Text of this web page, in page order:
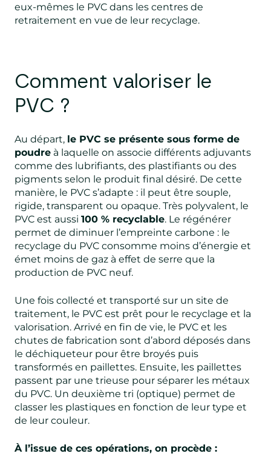
eux-mêmes le PVC dans les centres de
retraitement en vue de leur recyclage.
Comment valoriser le
PVC ?
Au départ, le PVC se présente sous forme de
poudre à laquelle on associe différents adjuvants
comme des lubrifiants, des plastifiants ou des
pigments selon le produit final désiré. De cette
manière, le PVC s’adapte : il peut être souple,
rigide, transparent ou opaque. Très polyvalent, le
PVC est aussi 100 % recyclable. Le régénérer
permet de diminuer l’empreinte carbone : le
recyclage du PVC consomme moins d’énergie et
émet moins de gaz à effet de serre que la
production de PVC neuf.
Une fois collecté et transporté sur un site de
traitement, le PVC est prêt pour le recyclage et la
valorisation. Arrivé en fin de vie, le PVC et les
chutes de fabrication sont d’abord déposés dans
le déchiqueteur pour être broyés puis
transformés en paillettes. Ensuite, les paillettes
passent par une trieuse pour séparer les métaux
du PVC. Un deuxième tri (optique) permet de
classer les plastiques en fonction de leur type et
de leur couleur.
À l’issue de ces opérations, on procède :